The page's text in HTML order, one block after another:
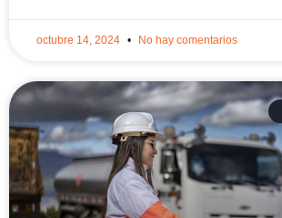
octubre 14, 2024 No hay comentarios